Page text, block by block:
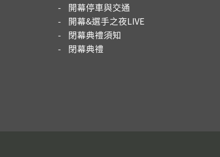
開幕停車與交通
開幕&選手之夜LIVE
閉幕典禮須知
閉幕典禮